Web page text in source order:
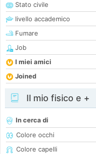
Stato civile
livello accademico
Fumare
Job
I miei amici
Joined
Il mio fisico e +
In cerca di
Colore occhi
Colore capelli